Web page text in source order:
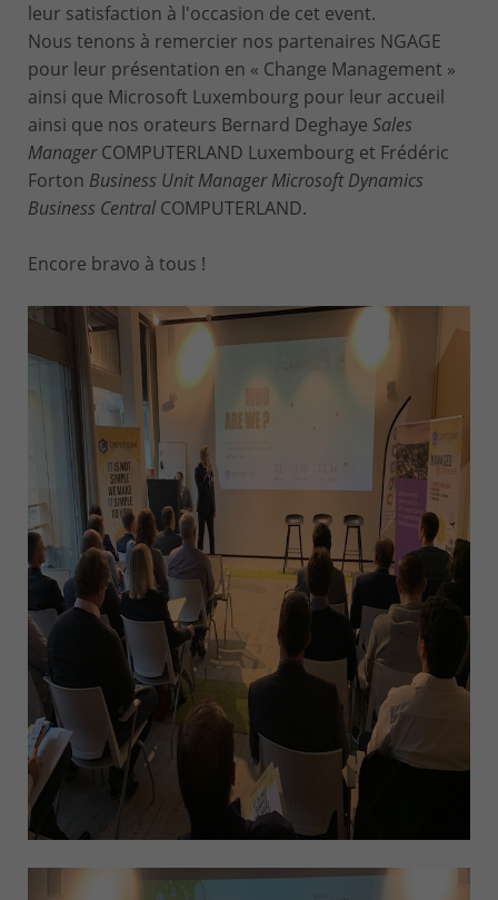
leur satisfaction à l'occasion de cet event.
Nous tenons à remercier nos partenaires NGAGE
pour leur présentation en « Change Management »
ainsi que Microsoft Luxembourg pour leur accueil
ainsi que nos orateurs Bernard Deghaye Sales
ManagerCOMPUTERLAND Luxembourg et Frédéric
Forton Business Unit Manager Microsoft Dynamics
Business Central COMPUTERLAND.
Encore bravo à tous !